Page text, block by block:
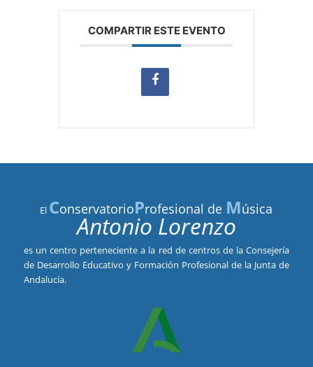
COMPARTIR ESTE EVENTO
El ConservatorioProfesional de Música
Antonio Lorenzo
es un centro perteneciente a la red de centros de la Consejería
de Desarrollo Educativo y Formación Profesional de la Junta de
Andalucía.